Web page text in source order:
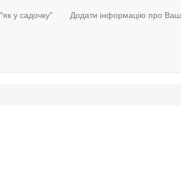
у садочку" Додати інформацію про